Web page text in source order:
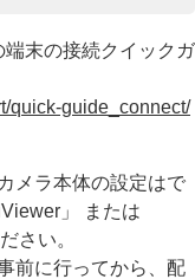
末の接続クイックガ
quick-guide_connect/
メラ本体の設定はで
」 または
さい。
前に行ってから、配